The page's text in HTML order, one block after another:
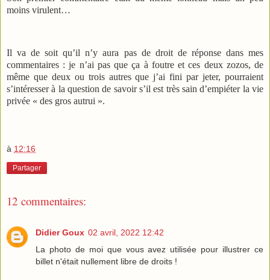
moins virulent…
Il va de soit qu’il n’y aura pas de droit de réponse dans mes
commentaires : je n’ai pas que ça à foutre et ces deux zozos, de
même que deux ou trois autres que j’ai fini par jeter, pourraient
s’intéresser à la question de savoir s’il est très sain d’empiéter la vie
privée « des gros autrui ».
à 12:16
Partager
12 commentaires:
Didier Goux 02 avril, 2022 12:42
La photo de moi que vous avez utilisée pour illustrer ce
billet n'était nullement libre de droits !